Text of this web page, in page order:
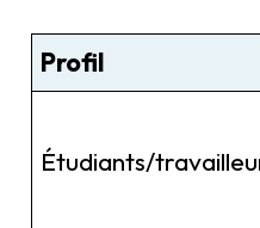
Profil
Étudiants/